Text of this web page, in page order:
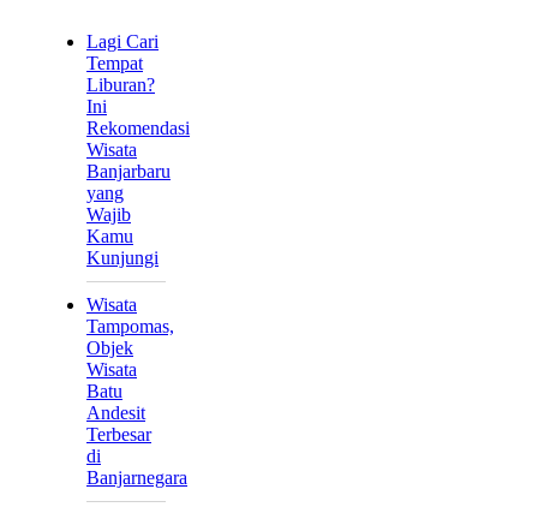
Lagi Cari
Tempat
Liburan?
Ini
Rekomendasi
Wisata
Banjarbaru
yang
Wajib
Kamu
Kunjungi
Wisata
Tampomas,
Objek
Wisata
Batu
Andesit
Terbesar
di
Banjarnegara